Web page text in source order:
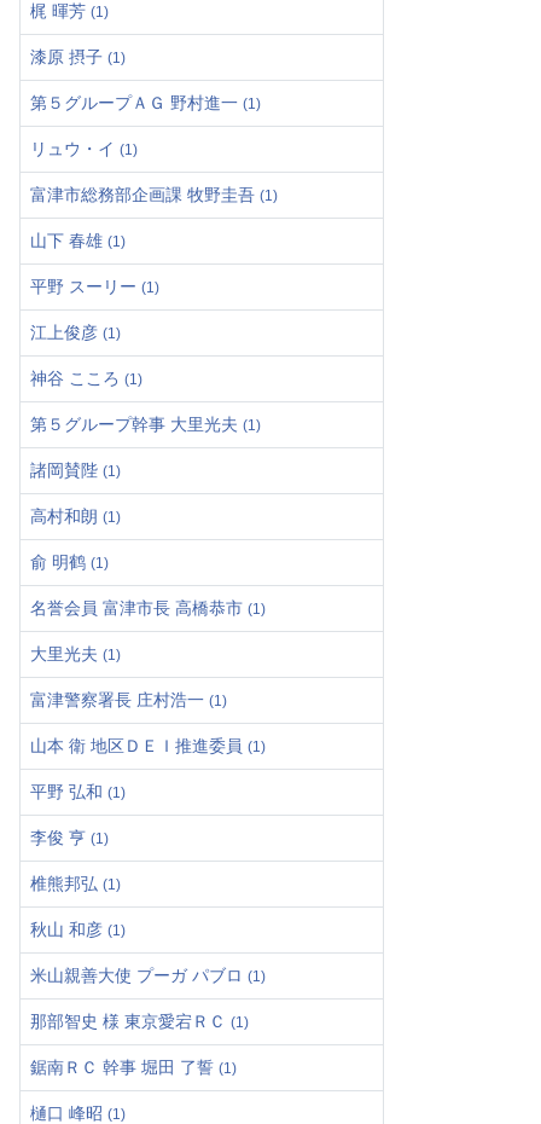
梶 暉芳 (1)
漆原 摂子 (1)
第５グループＡＧ 野村進一 (1)
リュウ・イ (1)
富津市総務部企画課 牧野圭吾 (1)
山下 春雄 (1)
平野 スーリー (1)
江上俊彦 (1)
神谷 こころ (1)
第５グループ幹事 大里光夫 (1)
諸岡賛陛 (1)
高村和朗 (1)
俞 明鹤 (1)
名誉会員 富津市長 高橋恭市 (1)
大里光夫 (1)
富津警察署長 庄村浩一 (1)
山本 衛 地区ＤＥＩ推進委員 (1)
平野 弘和 (1)
李俊 亨 (1)
椎熊邦弘 (1)
秋山 和彦 (1)
米山親善大使 プーガ パブロ (1)
那部智史 様 東京愛宕ＲＣ (1)
鋸南ＲＣ 幹事 堀田 了誓 (1)
樋口 峰昭 (1)